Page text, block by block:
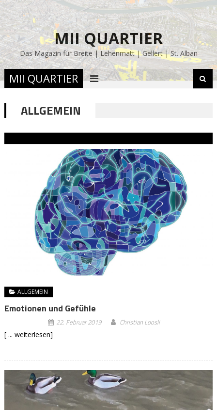
MII QUARTIER
Das Magazin für Breite | Lehenmatt | Gellert | St. Alban
MII QUARTIER
ALLGEMEIN
ALLGEMEIN
Emotionen und Gefühle
22. Februar 2019 Christian Loosli
[ ... weiterlesen]